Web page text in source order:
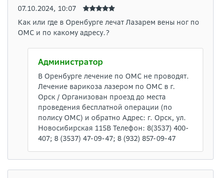
07.10.2024, 10:07
Как или где в Оренбурге лечат Лазарем вены ног по
ОМС и по какому адресу.?
Администратор
В Оренбурге лечение по ОМС не проводят.
Лечение варикоза лазером по ОМС в г.
Орск / Организован проезд до места
проведения бесплатной операции (по
полису ОМС) и обратно Адрес: г. Орск, ул.
Новосибирская 115В Телефон: 8(3537) 400-
407; 8 (3537) 47-09-47; 8 (932) 857-09-47